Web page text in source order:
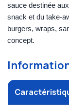
sauce destinée
snack et du take-
burgers, wraps,
concept.